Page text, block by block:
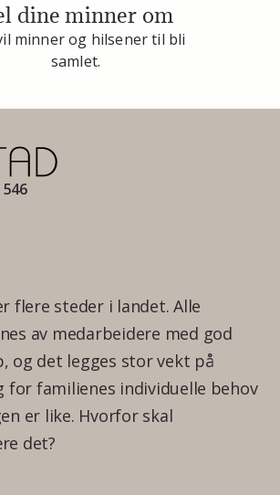
dine minner om
minner og hilsener til bli
samlet.
flere steder i landet. Alle
av medarbeidere med god
og det legges stor vekt på
familienes individuelle behov
er like. Hvorfor skal
det?